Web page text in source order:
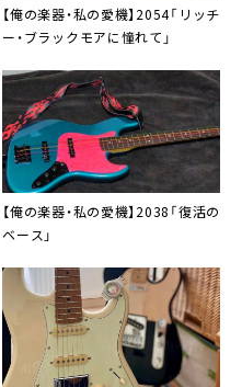
【俺の楽器・私の愛機】2054「リッチ
ー・ブラックモアに憧れて」
【俺の楽器・私の愛機】2038「復活の
ベース」